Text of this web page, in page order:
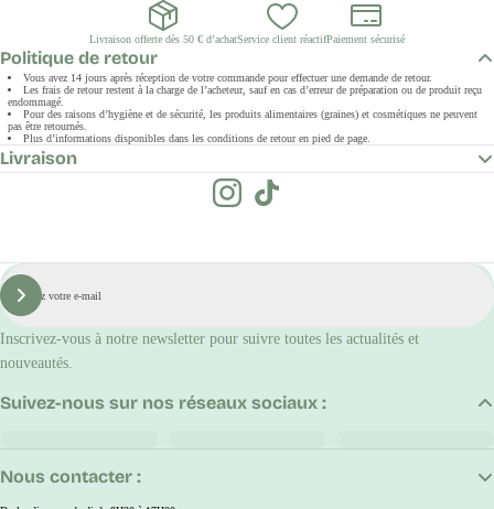
Livraison offerte dès 50 € d’achatService client réactifPaiement sécurisé
Politique de retour
Vous avez 14 jours après réception de votre commande pour effectuer une demande de retour.
Les frais de retour restent à la charge de l’acheteur, sauf en cas d’erreur de préparation ou de produit reçu
endommagé.
Pour des raisons d’hygiène et de sécurité, les produits alimentaires (graines) et cosmétiques ne peuvent
pas être retournés.
Plus d’informations disponibles dans les conditions de retour en pied de page.
Livraison
E-
mail
S'inscrire
Inscrivez-vous à notre newsletter pour suivre toutes les actualités et
nouveautés.
Nous contacter :
Suivez-nous sur nos réseaux sociaux :